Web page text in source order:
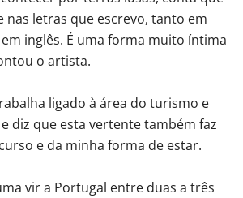
nas letras que escrevo, tanto em
inglês. É uma forma muito íntima
o artista.
ligado à área do turismo e
diz que esta vertente também faz
e da minha forma de estar.
vir a Portugal entre duas a três